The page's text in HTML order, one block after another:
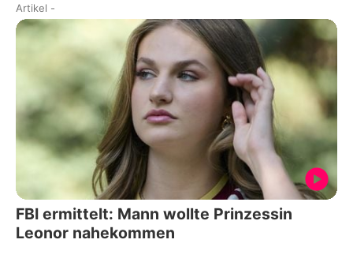
Artikel -
FBI ermittelt: Mann wollte Prinzessin
Leonor nahekommen